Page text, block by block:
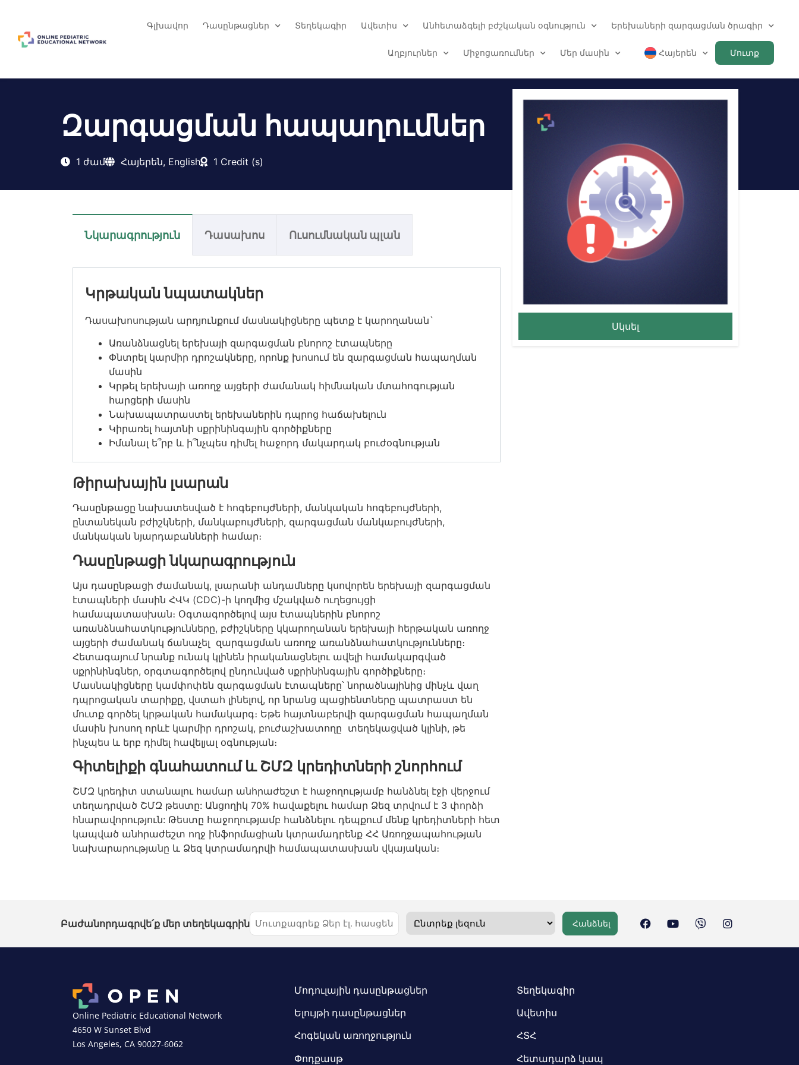
Գլխավոր Դասընթացներ Տեղեկագիր Ավետիս Անհետաձգելի բժշկական օգնություն Երեխաների զարգացման ծրագիր
Աղբյուրներ Միջոցառումներ Մեր մասին Մուտք
Հայերեն
Զարգացման հապաղումներ
1 ժամ Հայերեն, English 1 Credit (s)
Նկարագրություն Դասախոս Ուսումնական պլան
Կրթական նպատակներ
Դասախոսության արդյունքում մասնակիցները պետք է կարողանան`
Առանձնացնել երեխայի զարգացման բնորոշ էտապները
Փնտրել կարմիր դրոշակները, որոնք խոսում են զարգացման հապաղման
մասին
Կրթել երեխայի առողջ այցերի ժամանակ հիմնական մտահոգության
հարցերի մասին
Նախապատրաստել երեխաներին դպրոց հաճախելուն
Կիրառել հայտնի սքրինինգային գործիքները
Իմանալ ե՞րբ և ի՞նչպես դիմել հաջորդ մակարդակ բուժօգնության
Թիրախային լսարան
Դասընթացը նախատեսված է հոգեբույժների, մանկական հոգեբույժների,
ընտանեկան բժիշկների, մանկաբույժների, զարգացման մանկաբույժների,
մանկական նյարդաբանների համար։
Դասընթացի նկարագրություն
Այս դասընթացի ժամանակ, լսարանի անդամները կսովորեն երեխայի զարգացման
էտապների մասին ՀՎԿ (CDC)-ի կողմից մշակված ուղեցույցի
համապատասխան։ Օգտագործելով այս էտապներին բնորոշ
առանձնահատկությունները, բժիշկները կկարողանան երեխայի հերթական առողջ
այցերի ժամանակ ճանաչել զարգացման առողջ առանձնահատկությունները։
Հետագայում նրանք ունակ կլինեն իրականացնելու ավելի համակարգված
սքրինինգներ, օրգտագործելով ընդունված սքրինինգային գործիքները։
Մասնակիցները կամփոփեն զարգացման էտապները՝ նորածնայինից մինչև վաղ
դպրոցական տարիքը, վստահ լինելով, որ նրանց պացիենտները պատրաստ են
մուտք գործել կրթական համակարգ։ Եթե հայտնաբերվի զարգացման հապաղման
մասին խոսող որևէ կարմիր դրոշակ, բուժաշխատողը տեղեկացված կլինի, թե
ինչպես և երբ դիմել հավելյալ օգնության։
Գիտելիքի գնահատում և ՇՄԶ կրեդիտների շնորհում
ՇՄԶ կրեդիտ ստանալու համար անհրաժեշտ է հաջողությամբ հանձնել էջի վերջում
տեղադրված ՇՄԶ թեստը: Անցողիկ 70% հավաքելու համար Ձեզ տրվում է 3 փորձի
հնարավորություն: Թեստը հաջողությամբ հանձնելու դեպքում մենք կրեդիտների հետ
կապված անհրաժեշտ ողջ ինֆորմացիան կտրամադրենք ՀՀ Առողջապահության
նախարարությանը և Ձեզ կտրամադրվի համապատասխան վկայական։
Սկսել
Բաժանորդագրվե՛ք մեր տեղեկագրին Հանձնել
Online Pediatric Educational Network
4650 W Sunset Blvd
Los Angeles, CA 90027-6062
Մոդուլային դասընթացներ
Ելույթի դասընթացներ
Հոգեկան առողջություն
Փոդքասթ
Տեղեկագիր
Ավետիս
ՀՏՀ
Հետադարձ կապ